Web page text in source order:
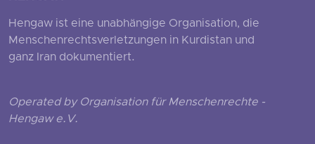
Hengaw ist eine unabhängige Organisation, die
Menschenrechtsverletzungen in Kurdistan und
ganz Iran dokumentiert.
Operated by Organisation für Menschenrechte -
Hengaw e.V.